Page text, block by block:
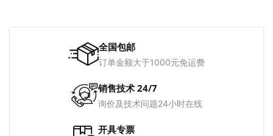
全国包邮
订单金额大于1000元免运费
销售技术 24/7
询价及技术问题24小时在线
开具专票